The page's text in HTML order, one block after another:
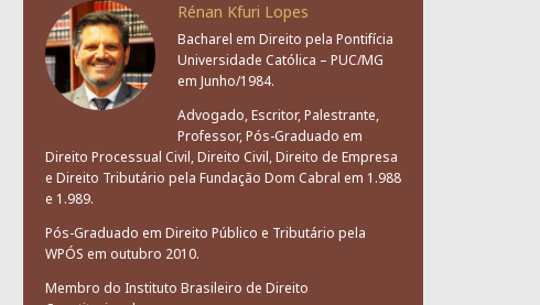
Rénan Kfuri Lopes
Bacharel em Direito pela Pontifícia
Universidade Católica – PUC/MG
em Junho/1984.
Advogado, Escritor, Palestrante,
Professor, Pós-Graduado em
Direito Processual Civil, Direito Civil, Direito de Empresa
e Direito Tributário pela Fundação Dom Cabral em 1.988
e 1.989.
Pós-Graduado em Direito Público e Tributário pela
WPÓS em outubro 2010.
Membro do Instituto Brasileiro de Direito